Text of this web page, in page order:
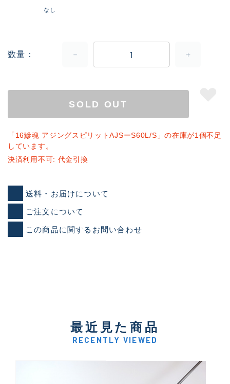
なし
数量
SOLD OUT
「16鰺魂 アジングスピリットAJSーS60L/S」の在庫が1個不足
しています。
決済利用不可: 代金引換
送料・お届けについて
ご注文について
この商品に関するお問い合わせ
最近見た商品
RECENTLY VIEWED